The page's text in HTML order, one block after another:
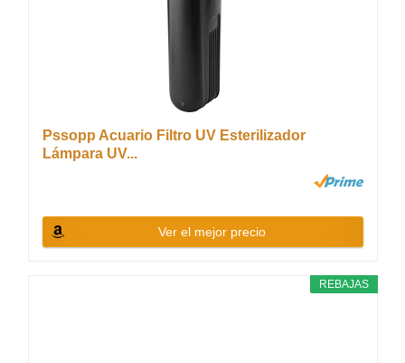
Pssopp Acuario Filtro UV Esterilizador
Lámpara UV...
Ver el mejor precio
REBAJAS